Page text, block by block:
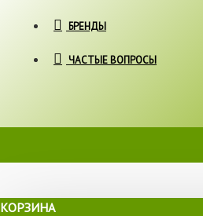
БРЕНДЫ
ЧАСТЫЕ ВОПРОСЫ
КОРЗИНА